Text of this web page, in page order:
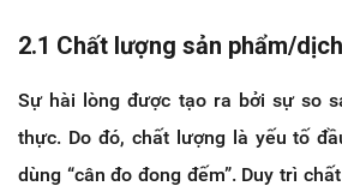
2.1 Chất lượng sản phẩm/
Sự hài lòng được tạo ra bởi sự so
thực. Do đó, chất lượng là yếu tố
dùng “cân đo đong đếm”. Duy trì